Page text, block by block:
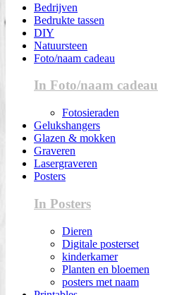
Bedrijven
Bedrukte tassen
DIY
Natuursteen
Foto/naam cadeau
In Foto/naam cadeau
Fotosieraden
Gelukshangers
Glazen & mokken
Graveren
Lasergraveren
Posters
In Posters
Dieren
Digitale posterset
kinderkamer
Planten en bloemen
posters met naam